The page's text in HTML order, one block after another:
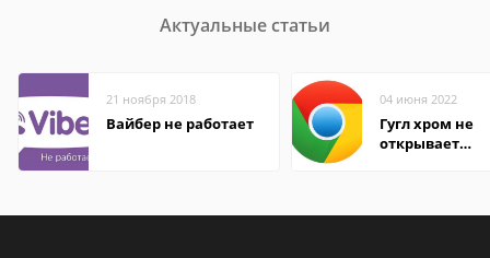
Актуальные статьи
21 ноября 2018
Вайбер не работает
04 июня 2022
Гугл хром не
открывает